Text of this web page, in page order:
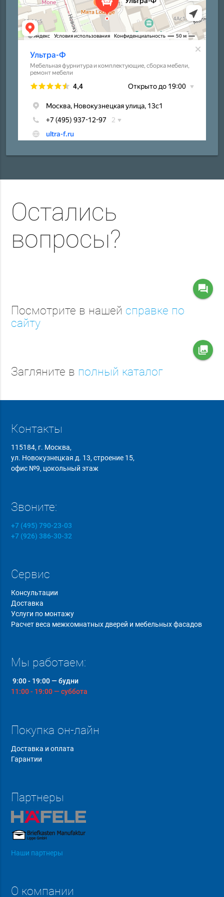
Остались
вопросы?
question_answer
Посмотрите в нашей справке по
сайту
collections
Загляните в полный каталог
Контакты
115184, г. Москва,
ул. Новокузнецкая д. 13, строение 15,
офис №9, цокольный этаж
Звоните:
+7 (495) 790-23-03
+7 (926) 386-30-32
Сервис
Консультации
Доставка
Услуги по монтажу
Расчет веса межкомнатных дверей и мебельных фасадов
Мы работаем:
9:00 - 19:00 — будни
11:00 - 19:00 — суббота
Покупка он-лайн
Доставка и оплата
Гарантии
Партнеры
Наши партнеры
О компании